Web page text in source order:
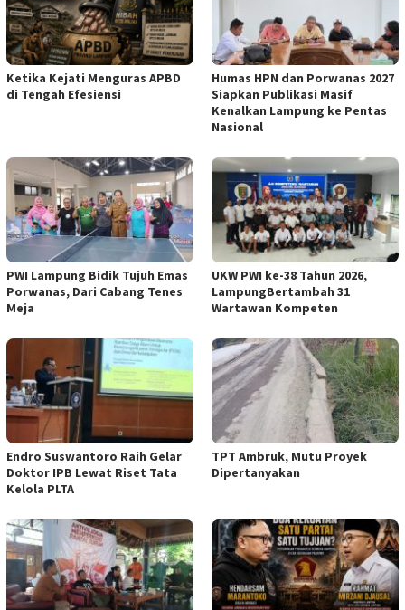
Ketika Kejati Menguras APBD
di Tengah Efesiensi
Humas HPN dan Porwanas 2027
Siapkan Publikasi Masif
Kenalkan Lampung ke Pentas
Nasional
PWI Lampung Bidik Tujuh Emas
Porwanas, Dari Cabang Tenes
Meja
UKW PWI ke-38 Tahun 2026,
LampungBertambah 31
Wartawan Kompeten
Endro Suswantoro Raih Gelar
Doktor IPB Lewat Riset Tata
Kelola PLTA
TPT Ambruk, Mutu Proyek
Dipertanyakan